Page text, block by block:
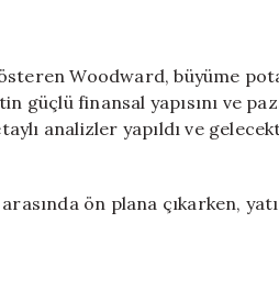
Woodward, büyüme
güçlü finansal yapısını ve
analizler yapıldı ve
ön plana çıkarken,